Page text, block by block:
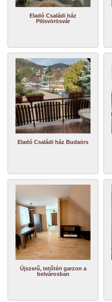
Eladó Családi ház
Pilisvörösvár
Eladó Családi ház Budaörs
Újszerű, tetőtéri garzon a
belvárosban